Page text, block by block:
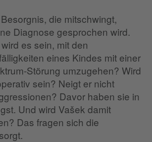
die mitschwingt,
Diagnose gesprochen wird.
es sein, mit den
eines Kindes mit einer
Störung umzugehen? Wird
sein? Neigt er nicht
Davor haben sie in
Und wird Vašek damit
Das fragen sich die